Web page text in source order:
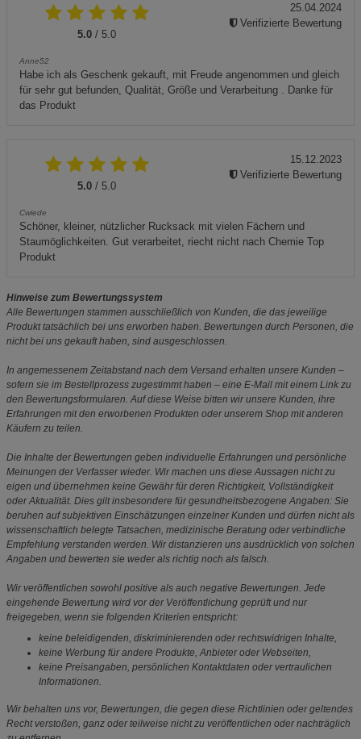
5.0 / 5.0
Anne52
Habe ich als Geschenk gekauft, mit Freude angenommen und gleich
für sehr gut befunden, Qualität, Größe und Verarbeitung . Danke für
das Produkt
25.04.2024
Verifizierte Bewertung
5.0 / 5.0
Cwiede
Schöner, kleiner, nützlicher Rucksack mit vielen Fächern und
Staumöglichkeiten. Gut verarbeitet, riecht nicht nach Chemie Top
Produkt
15.12.2023
Verifizierte Bewertung
Hinweise zum Bewertungssystem
Alle Bewertungen stammen ausschließlich von Kunden, die das jeweilige
Produkt tatsächlich bei uns erworben haben. Bewertungen durch Personen, die
nicht bei uns gekauft haben, sind ausgeschlossen.
In angemessenem Zeitabstand nach dem Versand erhalten unsere Kunden –
sofern sie im Bestellprozess zugestimmt haben – eine E-Mail mit einem Link zu
den Bewertungsformularen. Auf diese Weise bitten wir unsere Kunden, ihre
Erfahrungen mit den erworbenen Produkten oder unserem Shop mit anderen
Käufern zu teilen.
Die Inhalte der Bewertungen geben individuelle Erfahrungen und persönliche
Meinungen der Verfasser wieder. Wir machen uns diese Aussagen nicht zu
eigen und übernehmen keine Gewähr für deren Richtigkeit, Vollständigkeit
oder Aktualität. Dies gilt insbesondere für gesundheitsbezogene Angaben: Sie
beruhen auf subjektiven Einschätzungen einzelner Kunden und dürfen nicht als
wissenschaftlich belegte Tatsachen, medizinische Beratung oder verbindliche
Empfehlung verstanden werden. Wir distanzieren uns ausdrücklich von solchen
Angaben und bewerten sie weder als richtig noch als falsch.
Wir veröffentlichen sowohl positive als auch negative Bewertungen. Jede
eingehende Bewertung wird vor der Veröffentlichung geprüft und nur
freigegeben, wenn sie folgenden Kriterien entspricht:
keine beleidigenden, diskriminierenden oder rechtswidrigen Inhalte,
keine Werbung für andere Produkte, Anbieter oder Webseiten,
keine Preisangaben, persönlichen Kontaktdaten oder vertraulichen
Informationen.
Wir behalten uns vor, Bewertungen, die gegen diese Richtlinien oder geltendes
Recht verstoßen, ganz oder teilweise nicht zu veröffentlichen oder nachträglich